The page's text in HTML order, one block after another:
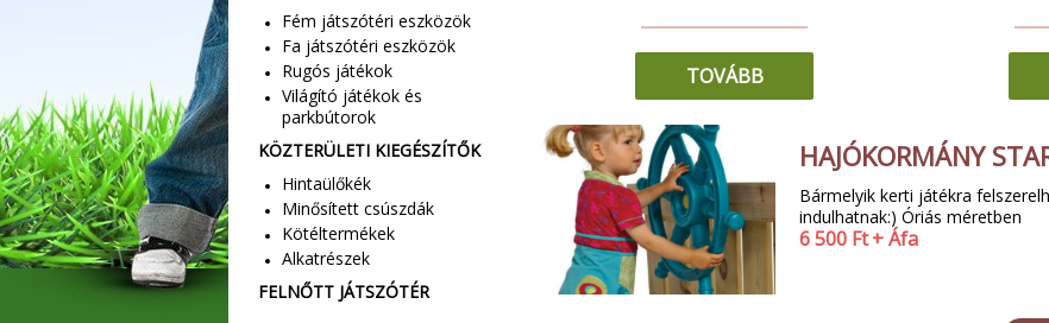
TOVÁBB
HAJÓKORMÁNY
Bármelyik kerti játékra
indulhatnak:) Óriás méretben
6 500 Ft+ Áfa
Fém játszótéri eszközök
Fa játszótéri eszközök
Rugós játékok
Világító játékok és
parkbútorok
KÖZTERÜLETI KIEGÉSZÍTŐK
Hintaülőkék
Minősített csúszdák
Kötéltermékek
Alkatrészek
FELNŐTT JÁTSZÓTÉR